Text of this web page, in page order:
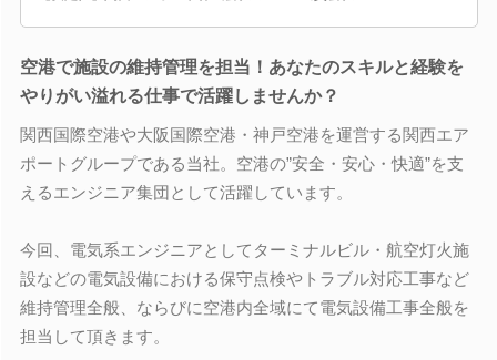
空港で施設の維持管理を担当！あなたのスキルと経験を
やりがい溢れる仕事で活躍しませんか？
関西国際空港や大阪国際空港・神戸空港を運営する関西エア
ポートグループである当社。空港の”安全・安心・快適”を支
えるエンジニア集団として活躍しています。
今回、電気系エンジニアとしてターミナルビル・航空灯火施
設などの電気設備における保守点検やトラブル対応工事など
維持管理全般、ならびに空港内全域にて電気設備工事全般を
担当して頂きます。